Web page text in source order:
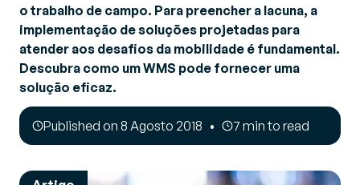
o trabalho de campo. Para preencher a lacuna, a
implementação de soluções projetadas para
atender aos desafios da mobilidade é fundamental.
Descubra como um WMS pode fornecer uma
solução eficaz.
Published on 8 Agosto 2018 7 min to read